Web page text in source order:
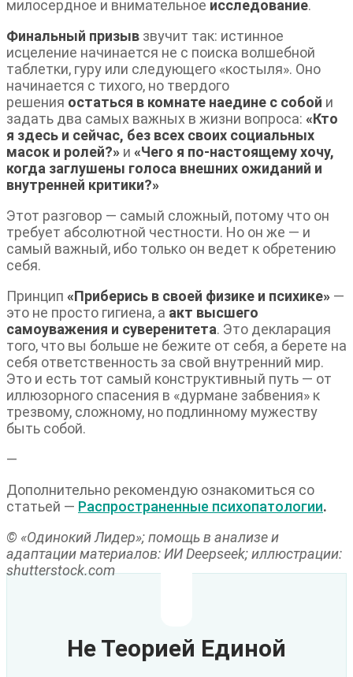
милосердное и внимательное исследование.
Финальный призыв звучит так: истинное
исцеление начинается не с поиска волшебной
таблетки, гуру или следующего «костыля». Оно
начинается с тихого, но твердого
решения остаться в комнате наедине с собой и
задать два самых важных в жизни вопроса: «Кто
я здесь и сейчас, без всех своих социальных
масок и ролей?» и «Чего я по-настоящему хочу,
когда заглушены голоса внешних ожиданий и
внутренней критики?»
Этот разговор — самый сложный, потому что он
требует абсолютной честности. Но он же — и
самый важный, ибо только он ведет к обретению
себя.
Принцип «Приберись в своей физике и психике» —
это не просто гигиена, а акт высшего
самоуважения и суверенитета. Это декларация
того, что вы больше не бежите от себя, а берете на
себя ответственность за свой внутренний мир.
Это и есть тот самый конструктивный путь — от
иллюзорного спасения в «дурмане забвения» к
трезвому, сложному, но подлинному мужеству
быть собой.
—
Дополнительно рекомендую ознакомиться со
статьей — Распространенные психопатологии.
© «Одинокий Лидер»; помощь в анализе и
адаптации материалов: ИИ Deepseek; иллюстрации:
shutterstock.com
Не Теорией Единой